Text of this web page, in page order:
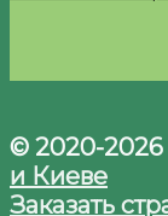
© 2020-2026
и Киеве
Заказать